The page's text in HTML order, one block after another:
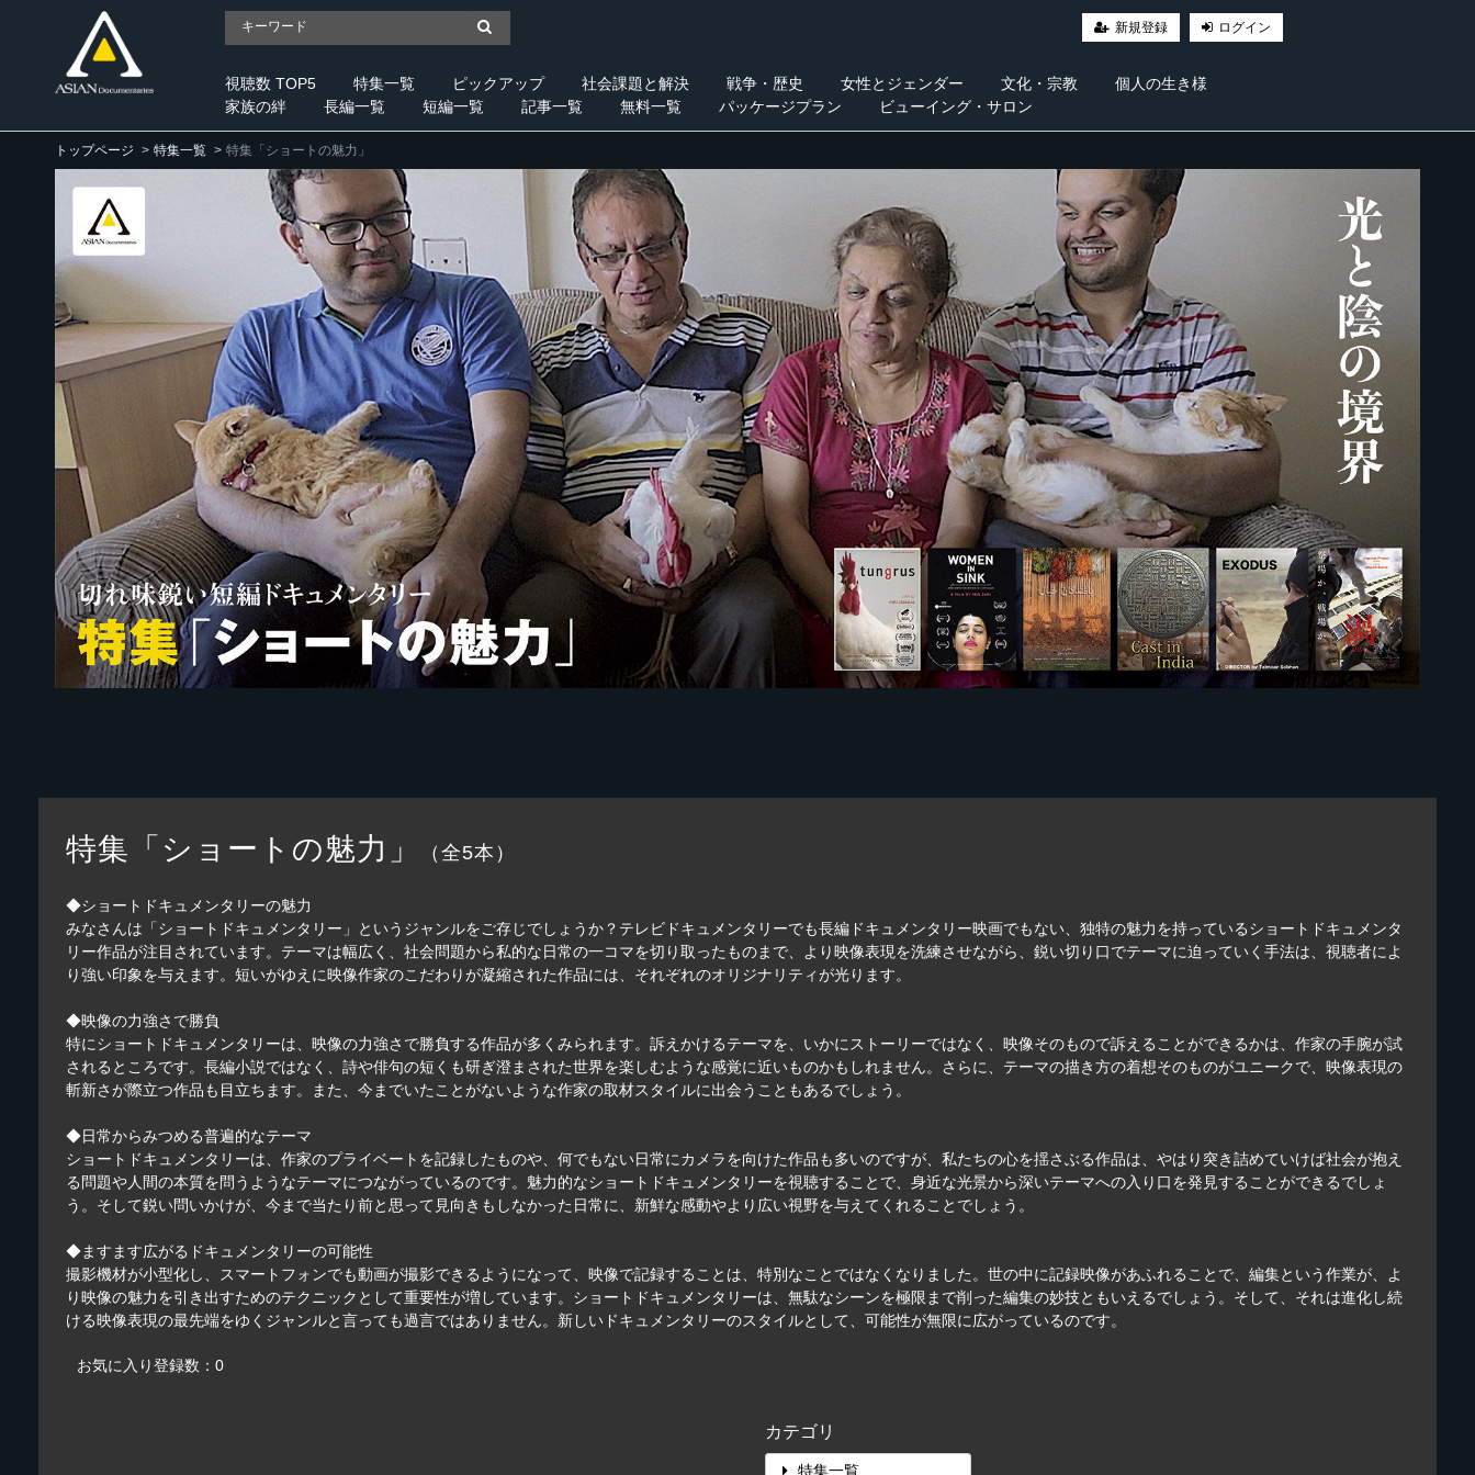
新規登録 ログイン
視聴数 TOP5 特集一覧 ピックアップ 社会課題と解決 戦争・歴史 女性とジェンダー 文化・宗教
個人の生き様
家族の絆
長編一覧 短編一覧 記事一覧 無料一覧 パッケージプラン ビューイング・サロン
トップページ 特集一覧 特集「ショートの魅力」
特集「ショートの魅力」 （全5本）
◆ショートドキュメンタリーの魅力
みなさんは「ショートドキュメンタリー」というジャンルをご存じでしょうか？テレビドキュメンタリーでも長編ドキュメンタリー映画でもない、独特の魅力を持っているショートドキュメンタ
リー作品が注目されています。テーマは幅広く、社会問題から私的な日常の一コマを切り取ったものまで、より映像表現を洗練させながら、鋭い切り口でテーマに迫っていく手法は、視聴者によ
り強い印象を与えます。短いがゆえに映像作家のこだわりが凝縮された作品には、それぞれのオリジナリティが光ります。
◆映像の力強さで勝負
特にショートドキュメンタリーは、映像の力強さで勝負する作品が多くみられます。訴えかけるテーマを、いかにストーリーではなく、映像そのもので訴えることができるかは、作家の手腕が試
されるところです。長編小説ではなく、詩や俳句の短くも研ぎ澄まされた世界を楽しむような感覚に近いものかもしれません。さらに、テーマの描き方の着想そのものがユニークで、映像表現の
斬新さが際立つ作品も目立ちます。また、今までいたことがないような作家の取材スタイルに出会うこともあるでしょう。
◆日常からみつめる普遍的なテーマ
ショートドキュメンタリーは、作家のプライベートを記録したものや、何でもない日常にカメラを向けた作品も多いのですが、私たちの心を揺さぶる作品は、やはり突き詰めていけば社会が抱え
る問題や人間の本質を問うようなテーマにつながっているのです。魅力的なショートドキュメンタリーを視聴することで、身近な光景から深いテーマへの入り口を発見することができるでしょ
う。そして鋭い問いかけが、今まで当たり前と思って見向きもしなかった日常に、新鮮な感動やより広い視野を与えてくれることでしょう。
◆ますます広がるドキュメンタリーの可能性
撮影機材が小型化し、スマートフォンでも動画が撮影できるようになって、映像で記録することは、特別なことではなくなりました。世の中に記録映像があふれることで、編集という作業が、よ
り映像の魅力を引き出すためのテクニックとして重要性が増しています。ショートドキュメンタリーは、無駄なシーンを極限まで削った編集の妙技ともいえるでしょう。そして、それは進化し続
ける映像表現の最先端をゆくジャンルと言っても過言ではありません。新しいドキュメンタリーのスタイルとして、可能性が無限に広がっているのです。
お気に入り登録数：0
カテゴリ
特集一覧